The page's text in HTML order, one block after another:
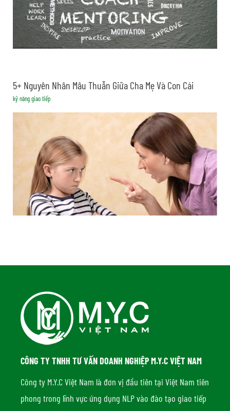
5+ Nguyên Nhân Mâu Thuẫn Giữa Cha Mẹ Và Con Cái
kỹ năng giao tiếp
CÔNG TY TNHH TƯ VẤN DOANH NGHIỆP M.Y.C VIỆT NAM
Công ty M.Y.C Việt Nam là đơn vị đầu tiên tại Việt Nam tiên
phong trong lĩnh vực ứng dụng NLP vào đào tạo giao tiếp